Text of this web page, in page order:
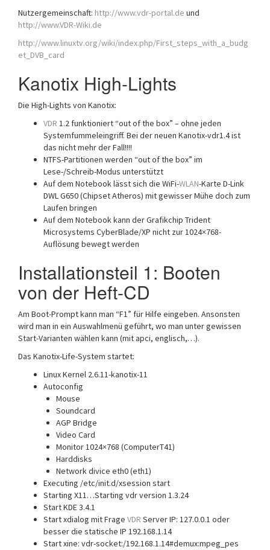
Nutzergemeinschaft: http://www.vdr-portal.de und
http://www.VDR-Wiki.de
http://www.linuxtv.org/wiki/index.php/First_steps_with_a_budg
et_DVB_card
Kanotix High-Lights
Die High-Lights von Kanotix:
VDR 1.2 funktioniert “out of the box” – ohne jeden
Systemfummeleingriff. Bei der neuen Kanotix-vdr1.4 ist
das nicht mehr der Fall!!!!
NTFS-Partitionen werden “out of the box” im
Lese-/Schreib-Modus unterstützt
Auf dem Notebook lässt sich die WiFi-WLAN-Karte D-Link
DWL G650 (Chipset Atheros) mit gewisser Mühe doch zum
Laufen bringen
Auf dem Notebook kann der Grafikchip Trident
Microsystems CyberBlade/XP nicht zur 1024×768-
Auflösung bewegt werden
Installationsteil 1: Booten
von der Heft-CD
Am Boot-Prompt kann man “F1” für Hilfe eingeben. Ansonsten
wird man in ein Auswahlmenü geführt, wo man unter gewissen
Start-Varianten wählen kann (mit apci, englisch,…).
Das Kanotix-Life-System startet:
Linux Kernel 2.6.11-kanotix-11
Autoconfig
Mouse
Soundcard
AGP Bridge
Video Card
Monitor 1024×768 (ComputerT41)
Harddisks
Network divice eth0 (eth1)
Executing /etc/init.d/xsession start
Starting X11…Starting vdr version 1.3.24
Start KDE 3.4.1
Start xdialog mit Frage VDR Server IP: 127.0.0.1 oder
besser die statische IP 192.168.1.14
Start xine: vdr-socket:/192.168.1.14#demux:mpeg_pes